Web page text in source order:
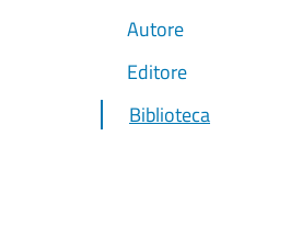
Autore
Editore
Biblioteca